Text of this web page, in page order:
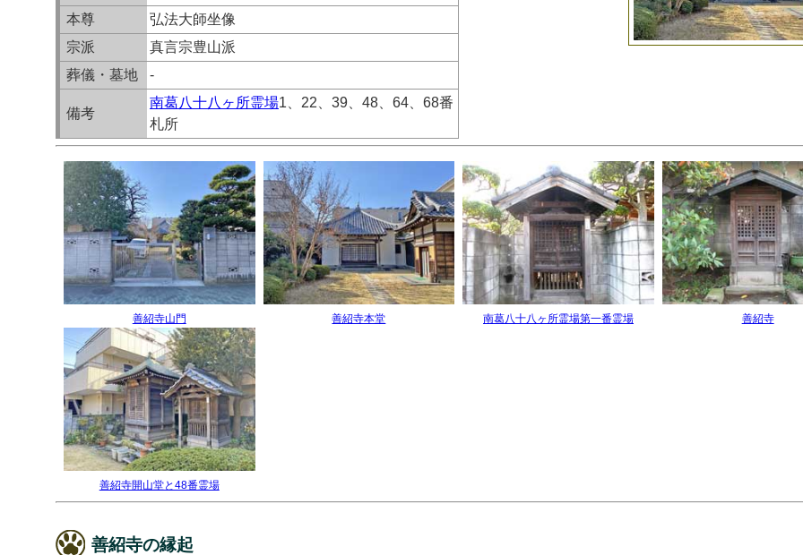
本尊
弘法大師坐像
宗派
真言宗豊山派
葬儀・墓地
-
備考
南葛八十八ヶ所霊場1、22、39、48、64、68番
札所
善紹寺山門 善紹寺本堂 南葛八十八ヶ所霊場第一番霊場 善紹寺
善紹寺開山堂と48番霊場
善紹寺の縁起